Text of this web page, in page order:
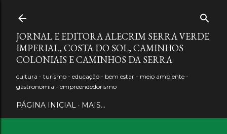
JORNAL E EDITORA ALECRIM SERRA VERDE
IMPERIAL, COSTA DO SOL, CAMINHOS
COLONIAIS E CAMINHOS DA SERRA
cultura - turismo - educação - bem estar - meio ambiente -
gastronomia - empreendedorismo
PÁGINA INICIAL MAIS…